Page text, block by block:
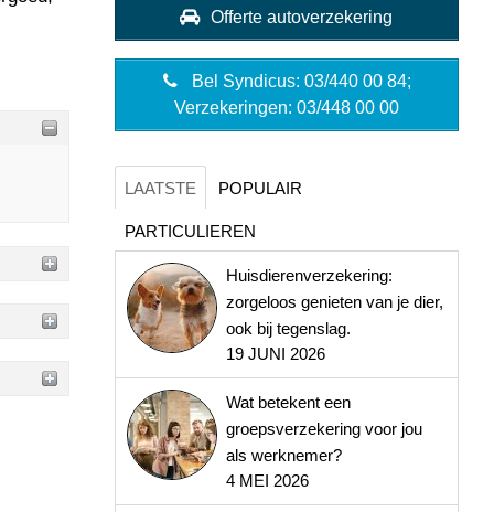
Offerte autoverzekering
Bel Syndicus: 03/440 00 84;
Verzekeringen: 03/448 00 00
LAATSTE POPULAIR
PARTICULIEREN
Huisdierenverzekering:
zorgeloos genieten van je dier,
ook bij tegenslag.
19 JUNI 2026
Wat betekent een
groepsverzekering voor jou
als werknemer?
4 MEI 2026